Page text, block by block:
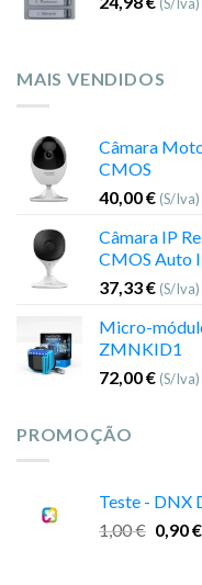
(S/Iva)
MAIS VENDIDOS
Câmara
CMOS
40,00€ (S/Iva)
Câmara IP
CMOS Auto
37,33€ (S/Iva)
Micro-
ZMNKID1
72,00€ (S/Iva)
PROMOÇÃO
Teste - DNX
1,00€ 0,90€